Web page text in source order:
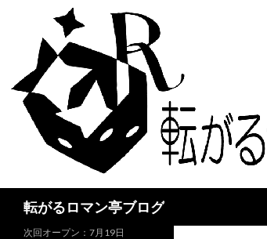
転がるロマン亭ブログ
次回オープン：7月19日